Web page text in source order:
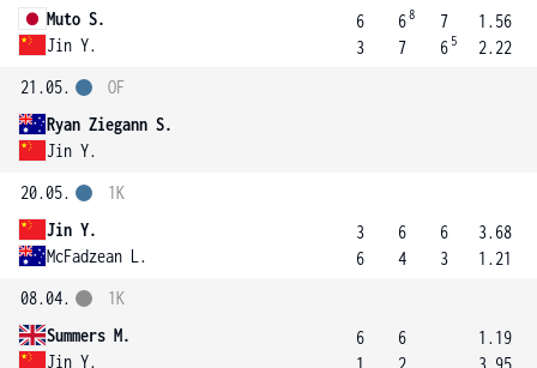
Muto S.
Jin Y.
6
3
68
7
7
6 5
1.56
2.22
21.05.
Ryan Ziegann S.
Jin Y.
OF
20.05.
Jin Y.
McFadzean L.
1K
3
6
6
4
6
3
3.68
1.21
08.04.
Summers M.
Jin Y.
1K
6
1
6
2
1.19
3.95